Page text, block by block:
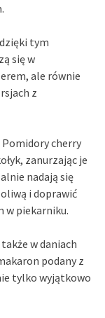
tym
się w
ale równie
z
Pomidory cherry
zanurzając je
nadają się
i doprawić
w piekarniku.
w daniach
podany z
tylko wyjątkowo